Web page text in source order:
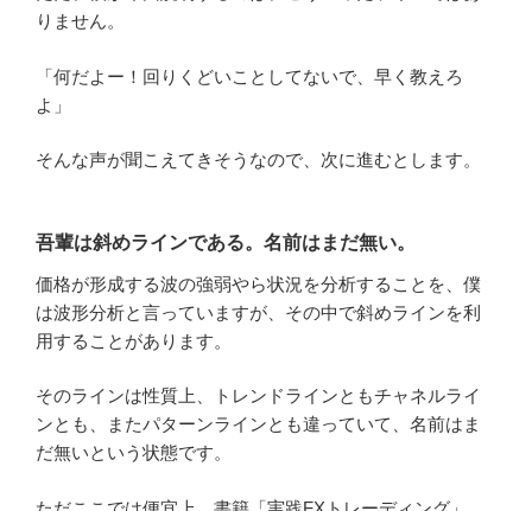
りません。
「何だよー！回りくどいことしてないで、早く教えろ
よ」
そんな声が聞こえてきそうなので、次に進むとします。
吾輩は斜めラインである。名前はまだ無い。
価格が形成する波の強弱やら状況を分析することを、僕
は波形分析と言っていますが、その中で斜めラインを利
用することがあります。
そのラインは性質上、トレンドラインともチャネルライ
ンとも、またパターンラインとも違っていて、名前はま
だ無いという状態です。